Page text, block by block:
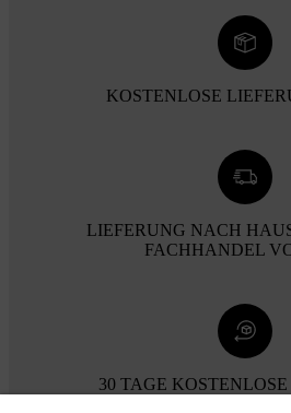
KOSTENLOSE
LIEFERUNG NACH
FACHHANDEL
30 TAGE